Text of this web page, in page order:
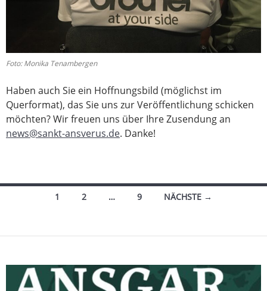
Foto: Monika Tenambergen
Haben auch Sie ein Hoffnungsbild (möglichst im
Querformat), das Sie uns zur Veröffentlichung schicken
möchten? Wir freuen uns über Ihre Zusendung an
news@sankt-ansverus.de. Danke!
Beitragsnavigation
1 2 … 9 NÄCHSTE →